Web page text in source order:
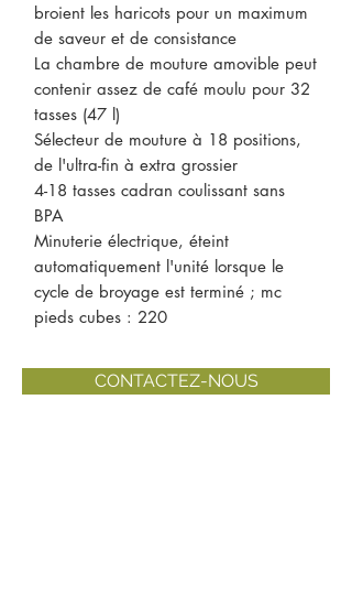
broient les haricots pour un maximum
de saveur et de consistance
La chambre de mouture amovible peut
contenir assez de café moulu pour 32
tasses (47 l)
Sélecteur de mouture à 18 positions,
de l'ultra-fin à extra grossier
4-18 tasses cadran coulissant sans
BPA
Minuterie électrique, éteint
automatiquement l'unité lorsque le
cycle de broyage est terminé ; mc
pieds cubes : 220
CONTACTEZ-NOUS